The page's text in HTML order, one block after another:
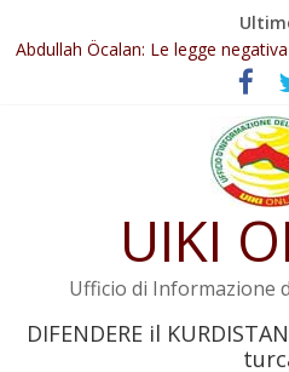
Il KNK chiede un’azione
Abdullah Öcalan: Le legge
Leadership del movimento: la
Öcalan e l’intero movimento
Commissione donne del KNK:
Non tenere conto della situazione
l’attuazione della legge
UIKI
Ufficio di Informazione
DIFENDERE il